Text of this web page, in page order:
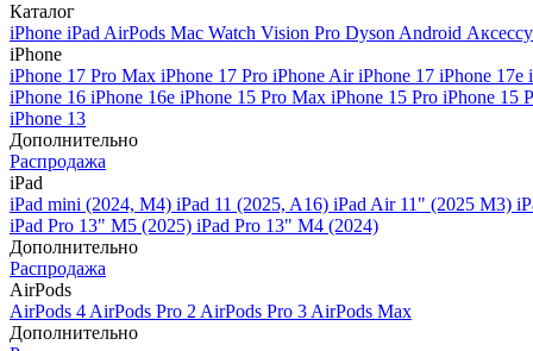
Каталог
iPhone iPad AirPods Mac Watch Vision Pro Dyson Android
iPhone
iPhone 17 Pro Max iPhone 17 Pro iPhone AiriPhone 17 iPhone 17e
iPhone 16 iPhone 16e iPhone 15 Pro Max iPhone 15 Pro iPhone 15
iPhone 13
Дополнительно
Распродажа
iPad
iPad mini (2024, M4) iPad 11 (2025, A16) iPad Air 11" (2025 M3)
iPad Pro 13" M5 (2025) iPad Pro 13" M4 (2024)
Дополнительно
Распродажа
AirPods
AirPods 4 AirPods Pro 2 AirPods Pro 3 AirPods Max
Дополнительно